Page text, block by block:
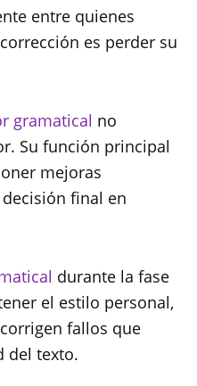
entre quienes
es perder su
gramatical no
Su función principal
mejoras
final en
durante la fase
el estilo personal,
fallos que
del texto.